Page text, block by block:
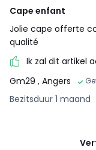
Cape enfant
Jolie cape offerte
qualité
Ik zal dit artikel
Gm29 , Angers
Bezitsduur 1 maand